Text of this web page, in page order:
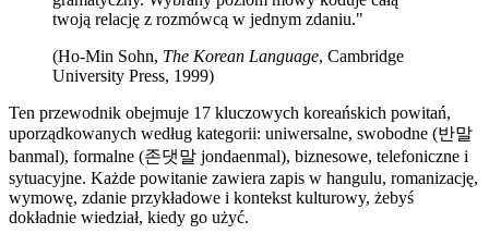
twoją relację z rozmówcą w jednym zdaniu."
(Ho-Min Sohn, The Korean Language, Cambridge
University Press, 1999)
Ten przewodnik obejmuje 17 kluczowych koreańskich powitań,
uporządkowanych według kategorii: uniwersalne, swobodne (반말
banmal), formalne (존댓말 jondaenmal), biznesowe, telefoniczne i
sytuacyjne. Każde powitanie zawiera zapis w hangulu, romanizację,
wymowę, zdanie przykładowe i kontekst kulturowy, żebyś
dokładnie wiedział, kiedy go użyć.